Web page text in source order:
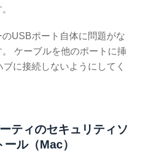
USBポート自体に問題がな
ケーブルを他のポートに挿
に接続しないようにしてく
ティのセキュリティソ
ル（Mac）